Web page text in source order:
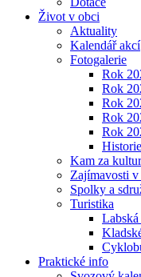
Život v obci
Aktuality
Kalendář akcí
Fotogalerie
Rok
Rok
Rok
Rok
Rok
Historie
Kam za
Zajímavosti
Spolky a
Turistika
Labská
Praktické info